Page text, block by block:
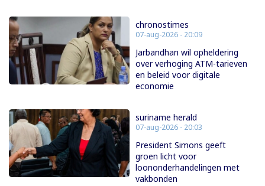
chronostimes
07-aug-2026 - 20:09
Jarbandhan wil opheldering
over verhoging ATM-tarieven
en beleid voor digitale
economie
suriname herald
07-aug-2026 - 20:03
President Simons geeft
groen licht voor
loononderhandelingen met
vakbonden